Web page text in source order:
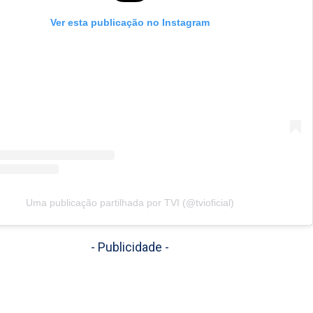
Ver esta publicação no Instagram
Uma publicação partilhada por TVI (@tvioficial)
- Publicidade -